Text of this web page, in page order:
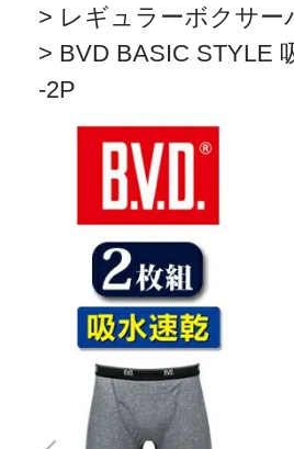
レギュラーボクサー
BVD BASIC STYLE
-2P